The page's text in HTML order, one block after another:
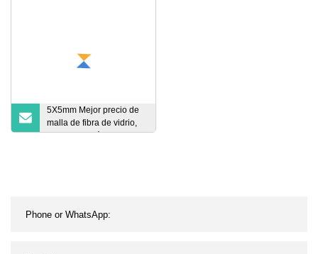
5X5mm Mejor precio de
malla de fibra de vidrio,
malla azul mármol, malla